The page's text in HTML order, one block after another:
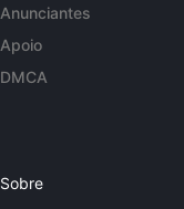
Anunciantes
Apoio
DMCA
Sobre